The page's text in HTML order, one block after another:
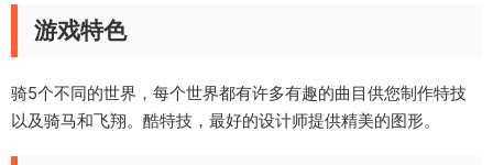
游戏特色
骑5个不同的世界，每个世界都有许多有趣的曲目供您制作特技
以及骑马和飞翔。酷特技，最好的设计师提供精美的图形。